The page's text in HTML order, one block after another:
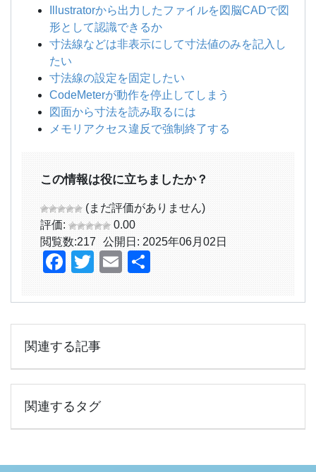
Illustratorから出力したファイルを図脳CADで図
形として認識できるか
寸法線などは非表示にして寸法値のみを記入し
たい
寸法線の設定を固定したい
CodeMeterが動作を停止してしまう
図面から寸法を読み取るには
メモリアクセス違反で強制終了する
この情報は役に立ちましたか？
(まだ評価がありません)
評価:
0.00
閲覧数:217 公開日: 2025年06月02日
Facebook
TwitterEmail
関連する記事
関連するタグ